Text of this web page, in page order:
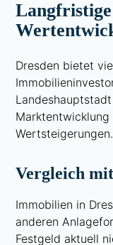
Dresden bietet
Wertsteigerungen.
Vergleich
Immobilien in
anderen
Festgeld aktuell